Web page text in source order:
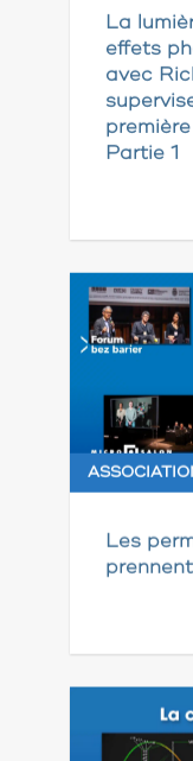
La
effets
avec
Partie 1
Les